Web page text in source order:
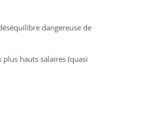
dangereuse de
hauts salaires (quasi